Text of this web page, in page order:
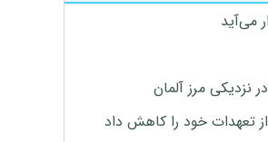
نزدیکی مرز آلمان